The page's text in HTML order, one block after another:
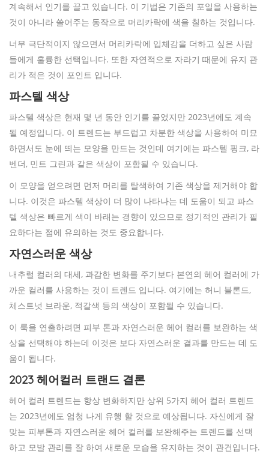
계속해서 인기를 끌고 있습니다. 이 기법은 기존의 포일을 사용하는
것이 아니라 쓸어주는 동작으로 머리카락에 색을 칠하는 것입니다.
너무 극단적이지 않으면서 머리카락에 입체감을 더하고 싶은 사람
들에게 훌륭한 선택입니다. 또한 자연적으로 자라기 때문에 유지 관
리가 적은 것이 포인트 입니다.
파스텔 색상
파스텔 색상은 현재 몇 년 동안 인기를 끌었지만 2023년에도 계속
될 예정입니다. 이 트렌드는 부드럽고 차분한 색상을 사용하여 미묘
하면서도 눈에 띄는 모양을 만드는 것인데 여기에는 파스텔 핑크, 라
벤더, 민트 그린과 같은 색상이 포함될 수 있습니다.
이 모양을 얻으려면 먼저 머리를 탈색하여 기존 색상을 제거해야 합
니다. 이것은 파스텔 색상이 더 많이 나타나는 데 도움이 되고 파스
텔 색상은 빠르게 색이 바래는 경향이 있으므로 정기적인 관리가 필
요하다는 점에 유의하는 것도 중요합니다.
자연스러운 색상
내추럴 컬러의 대세, 과감한 변화를 주기보다 본연의 헤어 컬러에 가
까운 컬러를 사용하는 것이 트렌드 입니다. 여기에는 허니 블론드,
체스트넛 브라운, 적갈색 등의 색상이 포함될 수 있습니다.
이 룩을 연출하려면 피부 톤과 자연스러운 헤어 컬러를 보완하는 색
상을 선택해야 하는데 이것은 보다 자연스러운 결과를 만드는 데 도
움이 됩니다.
2023 헤어컬러 트랜드 결론
헤어 컬러 트렌드는 항상 변화하지만 상위 5가지 헤어 컬러 트렌드
는 2023년에도 엄청 나게 유행 할 것으로 예상됩니다. 자신에게 잘
맞는 피부톤과 자연스러운 헤어 컬러를 보완해주는 트렌드를 선택
하고 모발 관리를 잘 하여 새로운 모습을 유지하는 것이 관건입니다.